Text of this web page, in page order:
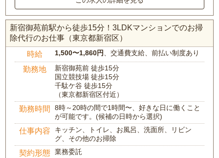
新宿御苑前駅から徒歩15分！3LDKマンションでのお掃
除代行のお仕事（東京都新宿区）
時給 1,500〜1,860円 、交通費支給、前払い制度あり
勤務地
新宿御苑前 徒歩15分
国立競技場 徒歩15分
千駄ケ谷 徒歩15分
（東京都新宿区付近）
勤務時間
8時～20時の間で1時間〜、好きな日に働くこと
が可能です。(候補の日時から選択)
仕事内容
キッチン、トイレ、お風呂、洗面所、リビン
グ、その他のお掃除
契約形態 業務委託